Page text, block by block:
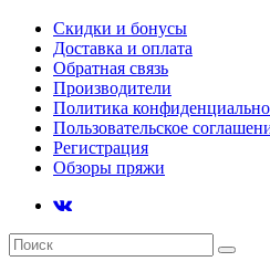
Скидки и бонусы
Доставка и оплата
Обратная связь
Производители
Политика
Пользовательское
Регистрация
Обзоры пряжи